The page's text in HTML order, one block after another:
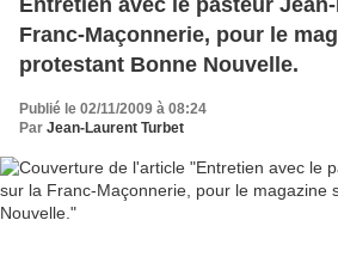
Entretien avec le pasteur
Franc-Maçonnerie, pour le
protestant Bonne Nouvelle.
Publié le 02/11/2009 à 08:24
Par Jean-Laurent Turbet